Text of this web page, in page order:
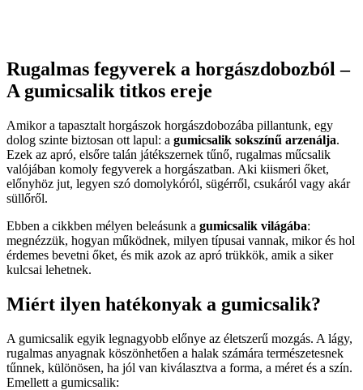
Rugalmas fegyverek a horgászdobozból –
A gumicsalik titkos ereje
Amikor a tapasztalt horgászok horgászdobozába pillantunk, egy
dolog szinte biztosan ott lapul: a gumicsalik sokszínű arzenálja.
Ezek az apró, elsőre talán játékszernek tűnő, rugalmas műcsalik
valójában komoly fegyverek a horgászatban. Aki kiismeri őket,
előnyhöz jut, legyen szó domolykóról, sügérről, csukáról vagy akár
süllőről.
Ebben a cikkben mélyen beleásunk a gumicsalik világába:
megnézzük, hogyan működnek, milyen típusai vannak, mikor és hol
érdemes bevetni őket, és mik azok az apró trükkök, amik a siker
kulcsai lehetnek.
Miért ilyen hatékonyak a gumicsalik?
A gumicsalik egyik legnagyobb előnye az életszerű mozgás. A lágy,
rugalmas anyagnak köszönhetően a halak számára természetesnek
tűnnek, különösen, ha jól van kiválasztva a forma, a méret és a szín.
Emellett a gumicsalik: